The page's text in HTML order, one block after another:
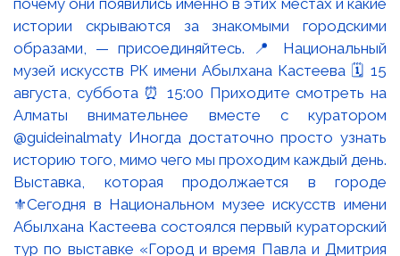
Выставка, которая продолжается в городе
⚜️Сегодня в Национальном музее искусств имени
Абылхана Кастеева состоялся первый кураторский
тур по выставке «Город и время Павла и Дмитрия